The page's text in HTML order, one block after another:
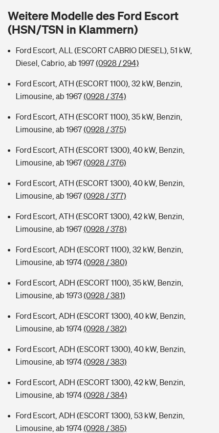
Hochwasser-Check: Wie gefährdet ist Ihr Haus?
Sie haben Fragen?
Private Cyberversicherung
Zur Übersicht
Kinderunfall-Check: Mehr Sicherheit für deine Kids
Typklassen: So ist Ihr Auto eingestuft
Sie haben Fragen?
Rentenrechner: Wie viel Geld bekomme ich im Alter?
Weitere Modelle des Ford Escort
(HSN/TSN in Klammern)
Ford Escort, ALL (ESCORT CABRIO DIESEL), 51 kW,
Diesel, Cabrio, ab 1997(0928 / 294)
Ford Escort, ATH (ESCORT 1100), 32 kW, Benzin,
Limousine, ab 1967(0928 / 374)
Ford Escort, ATH (ESCORT 1100), 35 kW, Benzin,
Limousine, ab 1967(0928 / 375)
Ford Escort, ATH (ESCORT 1300), 40 kW, Benzin,
Limousine, ab 1967(0928 / 376)
Ford Escort, ATH (ESCORT 1300), 40 kW, Benzin,
Limousine, ab 1967(0928 / 377)
Ford Escort, ATH (ESCORT 1300), 42 kW, Benzin,
Limousine, ab 1967(0928 / 378)
Ford Escort, ADH (ESCORT 1100), 32 kW, Benzin,
Limousine, ab 1974(0928 / 380)
Ford Escort, ADH (ESCORT 1100), 35 kW, Benzin,
Limousine, ab 1973(0928 / 381)
Ford Escort, ADH (ESCORT 1300), 40 kW, Benzin,
Limousine, ab 1974(0928 / 382)
Ford Escort, ADH (ESCORT 1300), 40 kW, Benzin,
Limousine, ab 1974(0928 / 383)
Ford Escort, ADH (ESCORT 1300), 42 kW, Benzin,
Limousine, ab 1974(0928 / 384)
Ford Escort, ADH (ESCORT 1300), 53 kW, Benzin,
Limousine, ab 1974(0928 / 385)